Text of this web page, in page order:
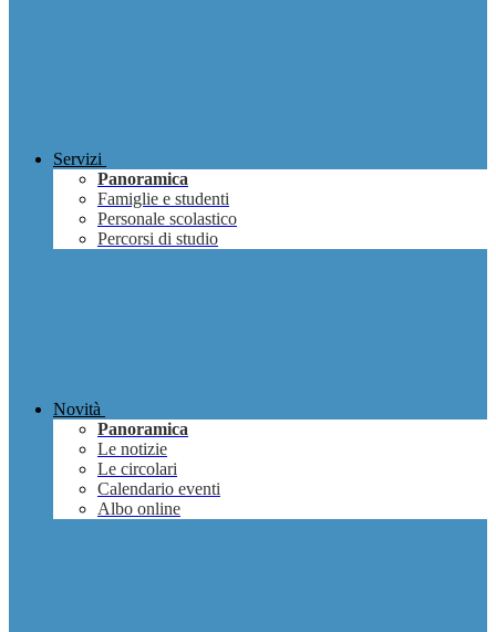
Servizi
Panoramica
Famiglie e studenti
Personale scolastico
Percorsi di studio
Novità
Panoramica
Le notizie
Le circolari
Calendario eventi
Albo online